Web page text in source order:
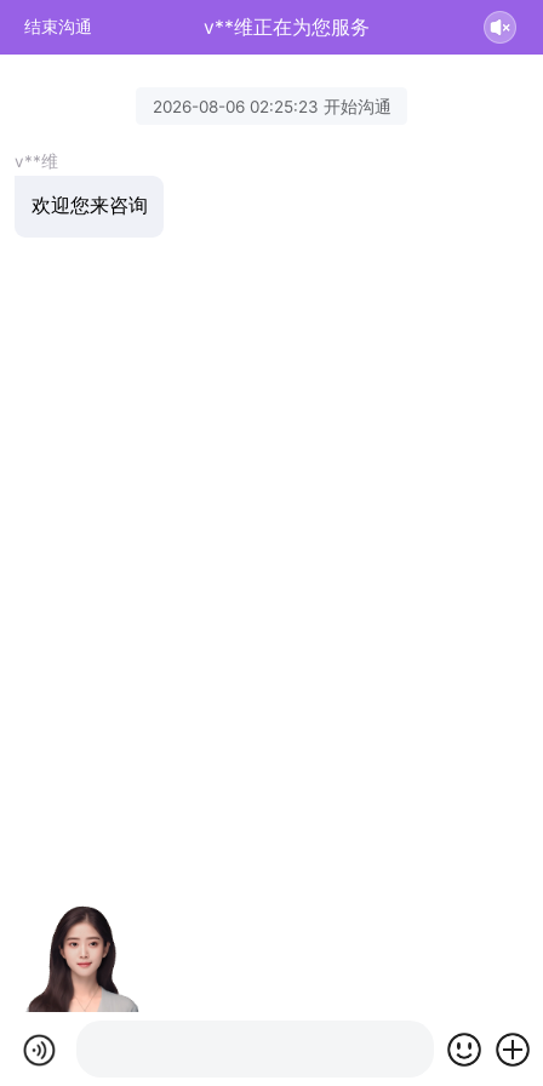
结束沟通 v**维正在为您服务
2026-08-06 02:25:23 开始沟通
v**维
欢迎您来咨询